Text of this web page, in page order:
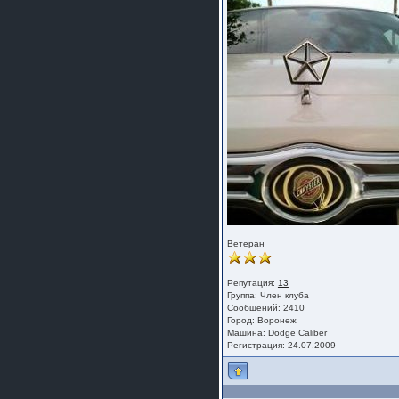
Ветеран
Репутация: 13
Группа: Член клуба
Сообщений: 2410
Город: Воронеж
Машина: Dodge Caliber
Регистрация: 24.07.2009